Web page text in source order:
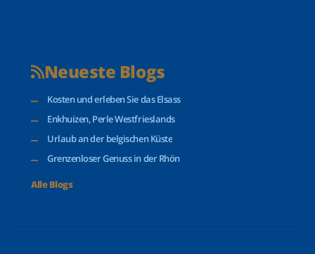
Neueste Blogs
Kosten und erleben Sie das Elsass
Enkhuizen, Perle Westfrieslands
Urlaub an der belgischen Küste
Grenzenloser Genuss in der Rhön
Alle Blogs